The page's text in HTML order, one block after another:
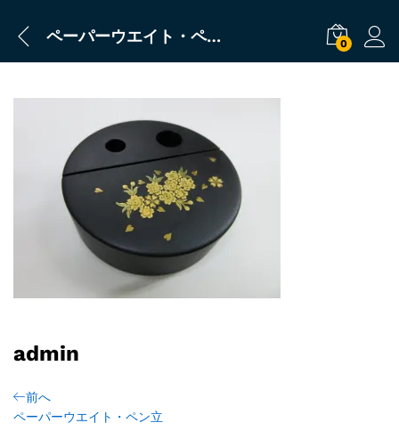
ペーパーウエイト・ペン立 0
admin
前へ
ペーパーウエイト・ペン立